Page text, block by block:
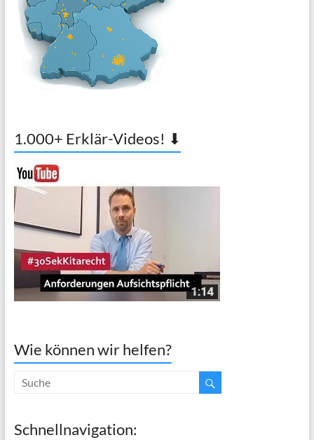
1.000+ Erklär-Videos! ⬇
Wie können wir helfen?
Schnellnavigation: